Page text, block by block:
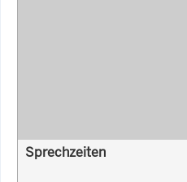
Sprechzeiten